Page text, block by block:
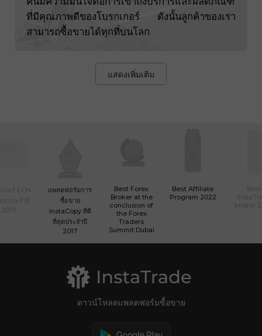
ที่มีคุณภาพดีของโบรกเกอร์ ดังนั้นลูกค้าของเรา
สามารถซื้อขายได้ทุกที่บนโลก
แสดงเพิ่มเติม
แพลตฟอร์มการ
ซื้อขาย
InstaCopy ที่ดี
ที่สุดประจำปี
2017
Best Forex
Broker at the
conclusion of
the Forex
Traders
Summit Dubai
Best Affiliate
Program 2022
ดาวน์โหลดแพลตฟอร์มซื้อขาย